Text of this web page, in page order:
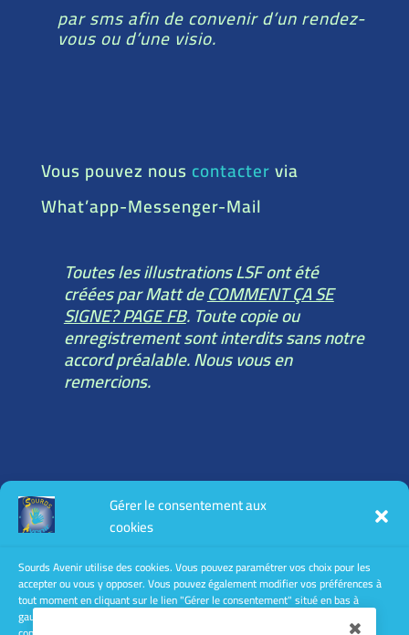
Gérer le consentement aux
cookies
Sourds Avenir utilise des cookies. Vous pouvez paramétrer vos choix pour les
accepter ou vous y opposer. Vous pouvez également modifier vos préférences à
tout moment en cliquant sur le lien "Gérer le consentement" situé en bas à
gauche des pages de ce site. Le fait de ne pas consentir ou de retirer son
par sms afin de convenir d’un rendez-
vous ou d’une visio.
Vous pouvez nous contactervia
What’app-Messenger-Mail
Toutes les illustrations LSF ont été
créées par Matt deCOMMENT ÇA SE
SIGNE? PAGE FB. Toute copie ou
enregistrement sont interdits sans notre
accord préalable. Nous vous en
remercions.
Toutes les informations légales :
mentions légales
conditions générales de vente
Politique de confidentialité